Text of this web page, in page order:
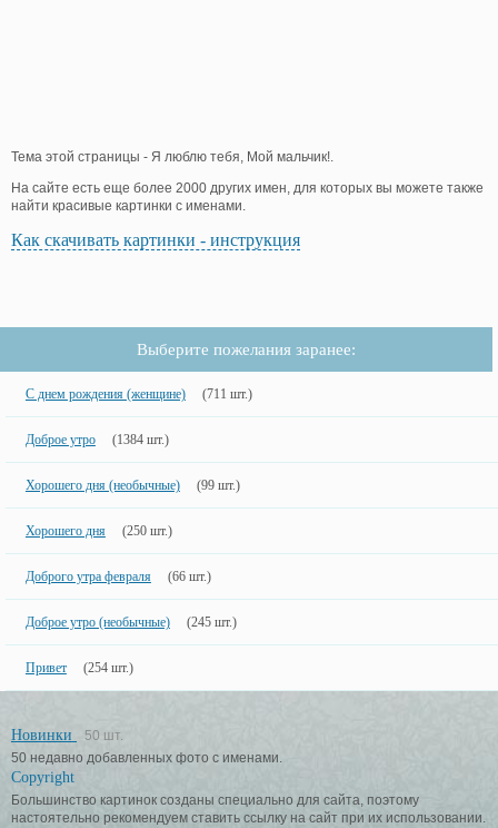
Тема этой страницы - Я люблю тебя, Мой мальчик!.
На сайте есть еще более 2000 других имен, для которых вы можете также
найти красивые картинки с именами.
Как скачивать картинки - инструкция
Выберите пожелания заранее:
С днем рождения (женщине) (711 шт.)
Доброе утро (1384 шт.)
Хорошего дня (необычные) (99 шт.)
Хорошего дня (250 шт.)
Доброго утра февраля (66 шт.)
Доброе утро (необычные) (245 шт.)
Привет (254 шт.)
Новинки
50 шт.
50 недавно добавленных фото с именами.
Copyright
Большинство картинок созданы специально для сайта, поэтому
настоятельно рекомендуем ставить ссылку на сайт при их использовании.